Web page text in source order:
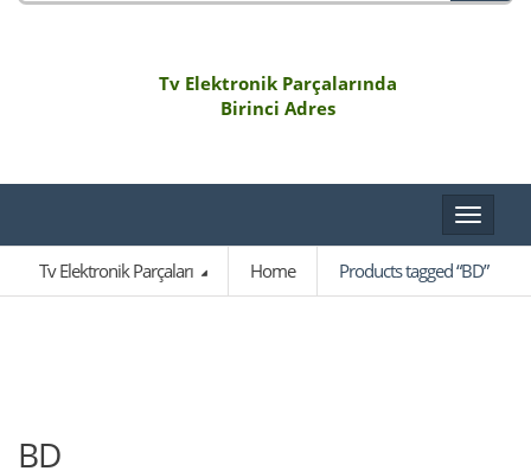
Tv Elektronik Parçalarında
Birinci Adres
Toggle
Tv Elektronik Parçaları
Home Products tagged “BD”
BD